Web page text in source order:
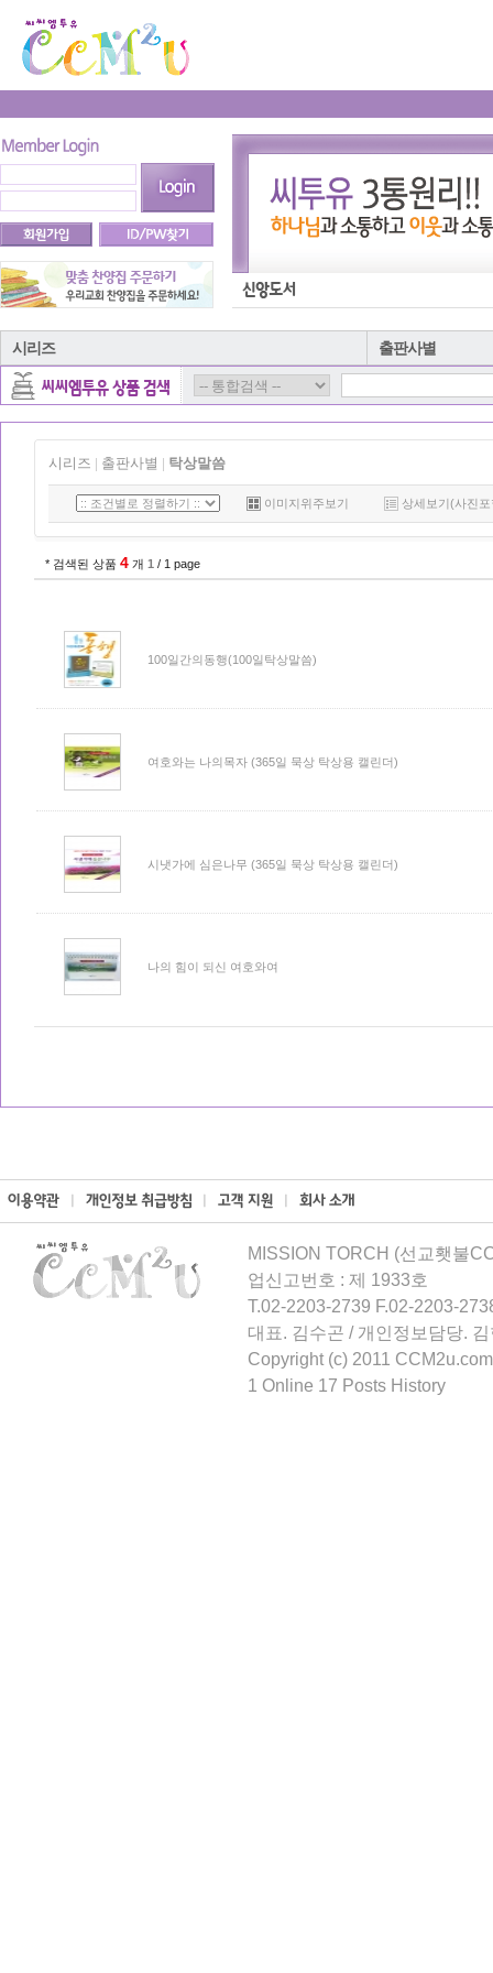
시리즈 출판사별
시리즈 출판사별 탁상말씀
이미지위주보기 상세보기(사진
* 검색된 상품 4 개 1 / 1 page
100일간의동행(100일탁상말씀)
여호와는 나의목자 (365일 묵상 탁상용 캘린더)
시냇가에 심은나무 (365일 묵상 탁상용 캘린더)
나의 힘이 되신 여호와여
MISSION TORCH (선교횃불
업신고번호 : 제 1933호
T.02-2203-2739 F.02-2203-
대표. 김수곤 / 개인정보담당.
Copyright (c) 2011
1 Online 17 Posts History